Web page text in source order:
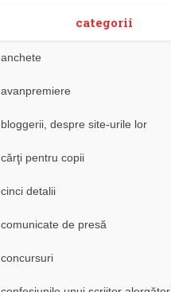
categorii
anchete
avanpremiere
bloggerii, despre site-urile lor
cărţi pentru copii
cinci detalii
comunicate de presă
concursuri